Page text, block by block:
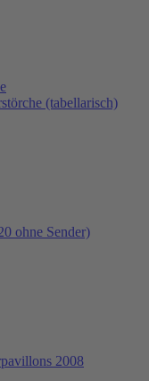
(tabellarisch)
ohne Sender)
2008